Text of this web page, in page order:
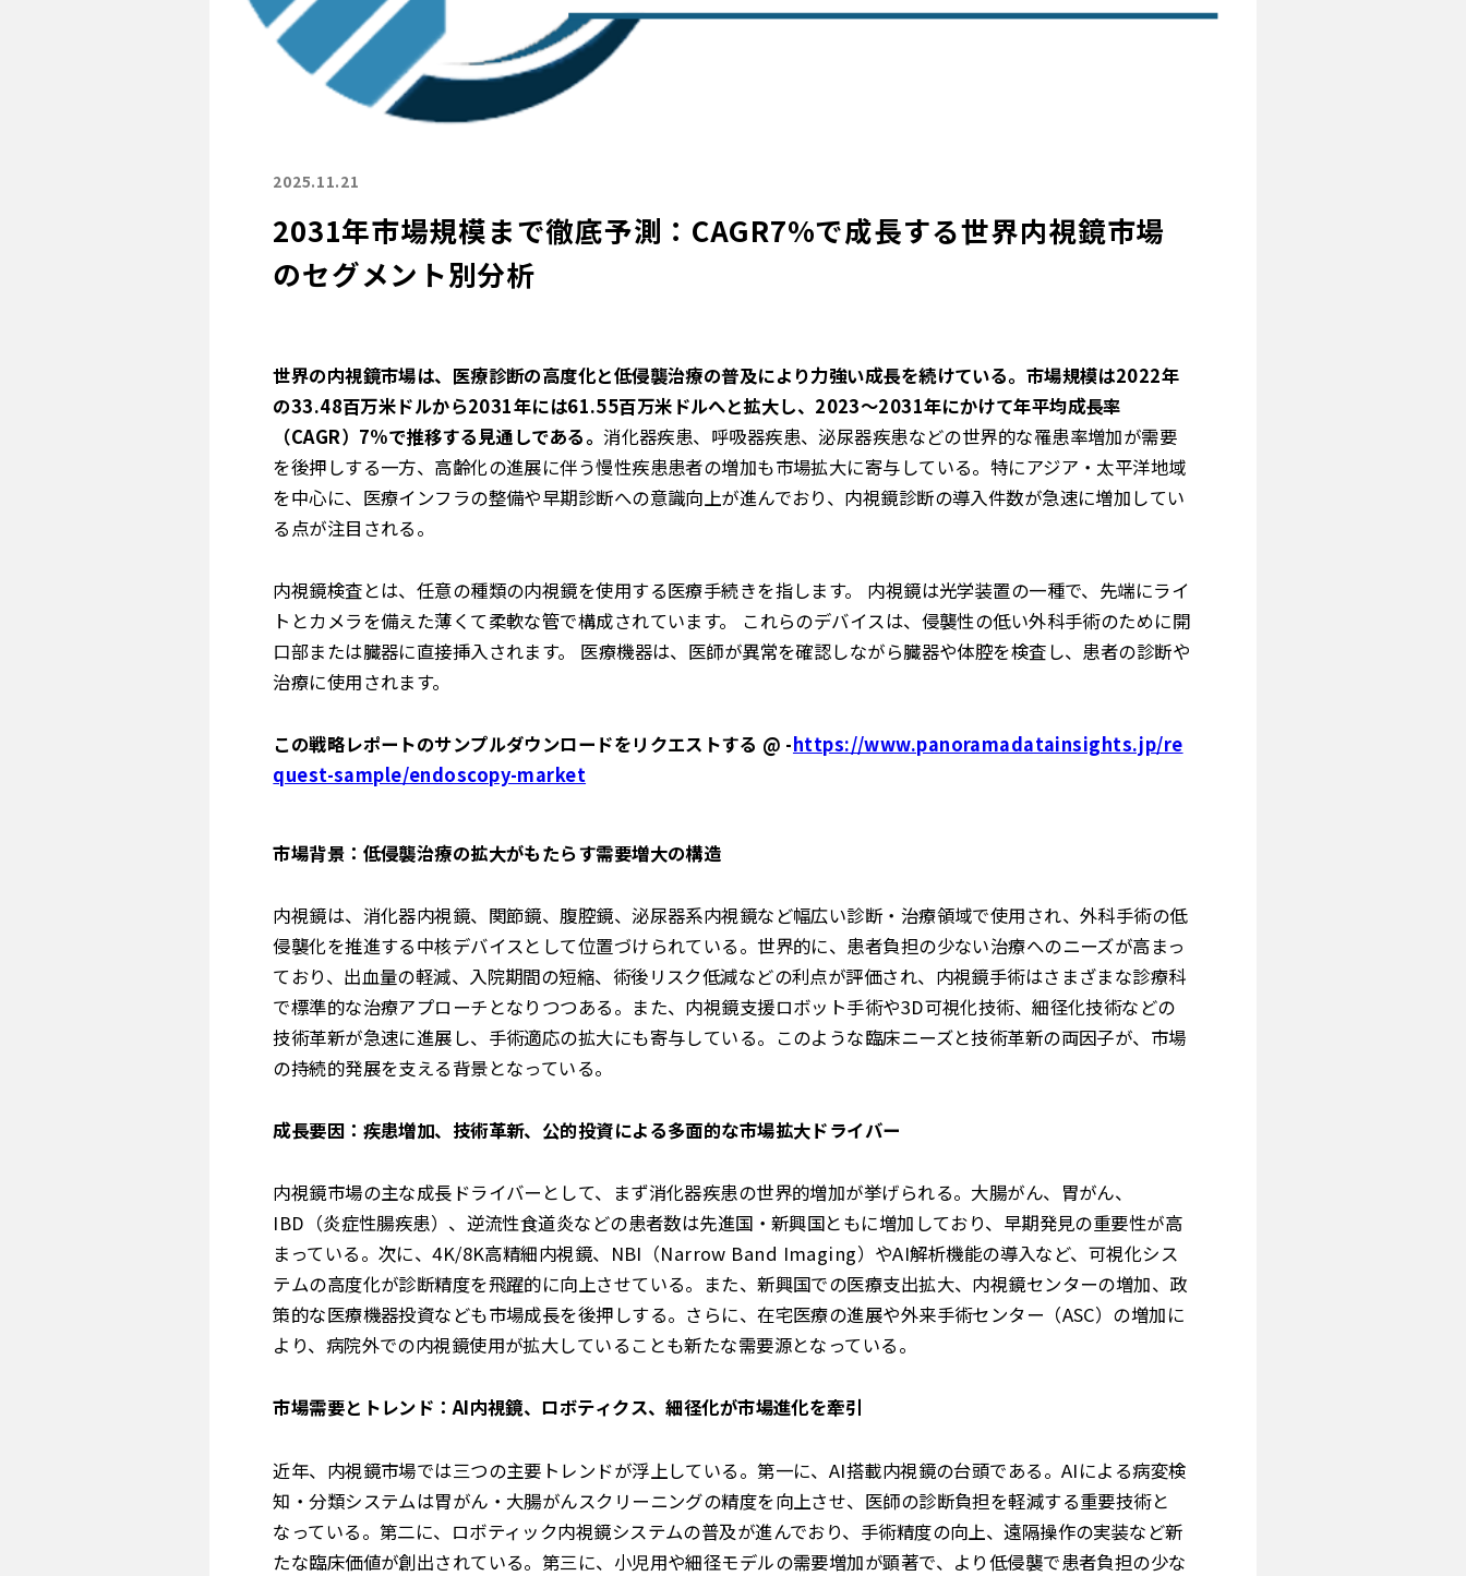
2025.11.21
2031年市場規模まで徹底予測：CAGR7%で成長する世界内視鏡市場
のセグメント別分析
世界の内視鏡市場は、医療診断の高度化と低侵襲治療の普及により力強い成長を続けている。市場規模は2022年
の33.48百万米ドルから2031年には61.55百万米ドルへと拡大し、2023〜2031年にかけて年平均成長率
（CAGR）7%で推移する見通しである。消化器疾患、呼吸器疾患、泌尿器疾患などの世界的な罹患率増加が需要
を後押しする一方、高齢化の進展に伴う慢性疾患患者の増加も市場拡大に寄与している。特にアジア・太平洋地域
を中心に、医療インフラの整備や早期診断への意識向上が進んでおり、内視鏡診断の導入件数が急速に増加してい
る点が注目される。
内視鏡検査とは、任意の種類の内視鏡を使用する医療手続きを指します。 内視鏡は光学装置の一種で、先端にライ
トとカメラを備えた薄くて柔軟な管で構成されています。 これらのデバイスは、侵襲性の低い外科手術のために開
口部または臓器に直接挿入されます。 医療機器は、医師が異常を確認しながら臓器や体腔を検査し、患者の診断や
治療に使用されます。
この戦略レポートのサンプルダウンロードをリクエストする @ -https://www.panoramadatainsights.jp/re
quest-sample/endoscopy-market
市場背景：低侵襲治療の拡大がもたらす需要増大の構造
内視鏡は、消化器内視鏡、関節鏡、腹腔鏡、泌尿器系内視鏡など幅広い診断・治療領域で使用され、外科手術の低
侵襲化を推進する中核デバイスとして位置づけられている。世界的に、患者負担の少ない治療へのニーズが高まっ
ており、出血量の軽減、入院期間の短縮、術後リスク低減などの利点が評価され、内視鏡手術はさまざまな診療科
で標準的な治療アプローチとなりつつある。また、内視鏡支援ロボット手術や3D可視化技術、細径化技術などの
技術革新が急速に進展し、手術適応の拡大にも寄与している。このような臨床ニーズと技術革新の両因子が、市場
の持続的発展を支える背景となっている。
成長要因：疾患増加、技術革新、公的投資による多面的な市場拡大ドライバー
内視鏡市場の主な成長ドライバーとして、まず消化器疾患の世界的増加が挙げられる。大腸がん、胃がん、
IBD（炎症性腸疾患）、逆流性食道炎などの患者数は先進国・新興国ともに増加しており、早期発見の重要性が高
まっている。次に、4K/8K高精細内視鏡、NBI（Narrow Band Imaging）やAI解析機能の導入など、可視化シス
テムの高度化が診断精度を飛躍的に向上させている。また、新興国での医療支出拡大、内視鏡センターの増加、政
策的な医療機器投資なども市場成長を後押しする。さらに、在宅医療の進展や外来手術センター（ASC）の増加に
より、病院外での内視鏡使用が拡大していることも新たな需要源となっている。
市場需要とトレンド：AI内視鏡、ロボティクス、細径化が市場進化を牽引
近年、内視鏡市場では三つの主要トレンドが浮上している。第一に、AI搭載内視鏡の台頭である。AIによる病変検
知・分類システムは胃がん・大腸がんスクリーニングの精度を向上させ、医師の診断負担を軽減する重要技術と
なっている。第二に、ロボティック内視鏡システムの普及が進んでおり、手術精度の向上、遠隔操作の実装など新
たな臨床価値が創出されている。第三に、小児用や細径モデルの需要増加が顕著で、より低侵襲で患者負担の少な